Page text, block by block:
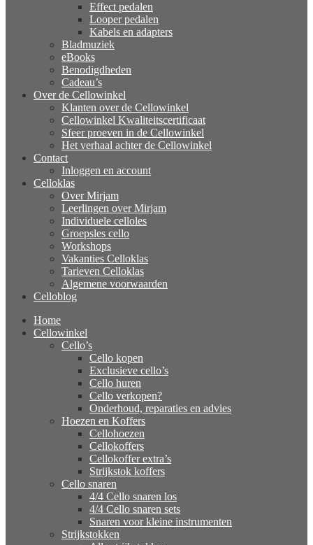
Effect pedalen
Looper pedalen
Kabels en adapters
Bladmuziek
eBooks
Benodigdheden
Cadeau’s
Over de Cellowinkel
Klanten over de Cellowinkel
Cellowinkel Kwaliteitscertificaat
Sfeer proeven in de Cellowinkel
Het verhaal achter de Cellowinkel
Contact
Inloggen en account
Celloklas
Over Mirjam
Leerlingen over Mirjam
Individuele celloles
Groepsles cello
Workshops
Vakanties Celloklas
Tarieven Celloklas
Algemene voorwaarden
Celloblog
Home
Cellowinkel
Cello’s
Cello kopen
Exclusieve cello’s
Cello huren
Cello verkopen?
Onderhoud, reparaties en advies
Hoezen en Koffers
Cellohoezen
Cellokoffers
Cellokoffer extra’s
Strijkstok koffers
Cello snaren
4/4 Cello snaren los
4/4 Cello snaren sets
Snaren voor kleine instrumenten
Strijkstokken